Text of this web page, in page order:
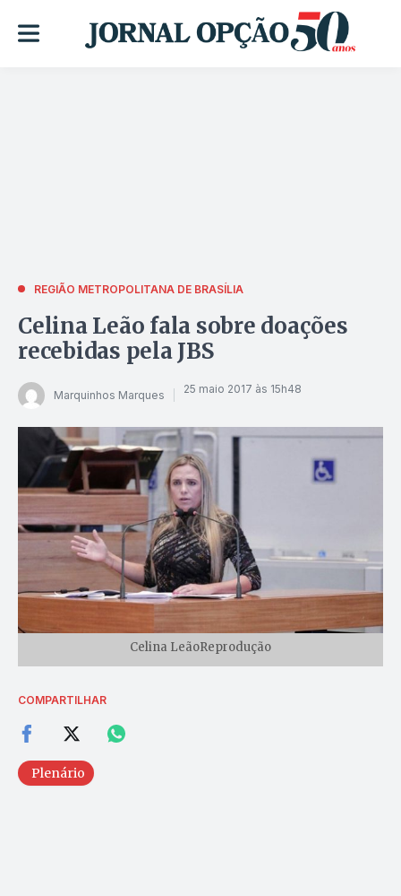
REGIÃO METROPOLITANA DE BRASÍLIA
Celina Leão fala sobre doações
recebidas pela JBS
Marquinhos Marques 25 maio 2017 às 15h48
Celina LeãoReprodução
COMPARTILHAR
Plenário